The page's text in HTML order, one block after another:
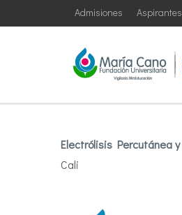
Aspirantes
Admisiones
Electrólisis Percutánea
Cali